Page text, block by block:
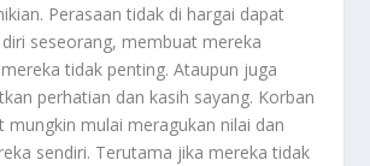
Perasaan tidak di hargai dapat
seseorang, membuat mereka
tidak penting. Ataupun juga
perhatian dan kasih sayang. Korban
mungkin mulai meragukan nilai dan
sendiri. Terutama jika mereka tidak